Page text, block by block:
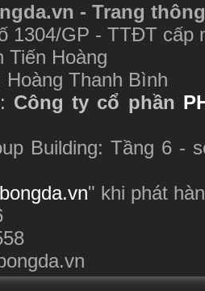
- Trang
1304/GP - TTĐT cấp
Tiến Hoàng
Hoàng Thanh Bình
Công ty cổ phần
Building: Tầng 6 -
" khi phát